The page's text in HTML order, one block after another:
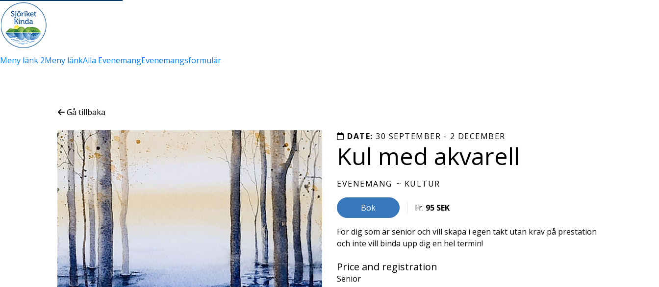
Meny länk 2Meny länkAlla EvenemangEvenemangsformulär
Gå tillbaka
DATE: 30 SEPTEMBER - 2 DECEMBER
Kul med akvarell
EVENEMANG KULTUR
Bok Fr. 95 SEK
För dig som är senior och vill skapa i egen takt utan krav på prestation
och inte vill binda upp dig en hel termin!
Price and registration
Senior